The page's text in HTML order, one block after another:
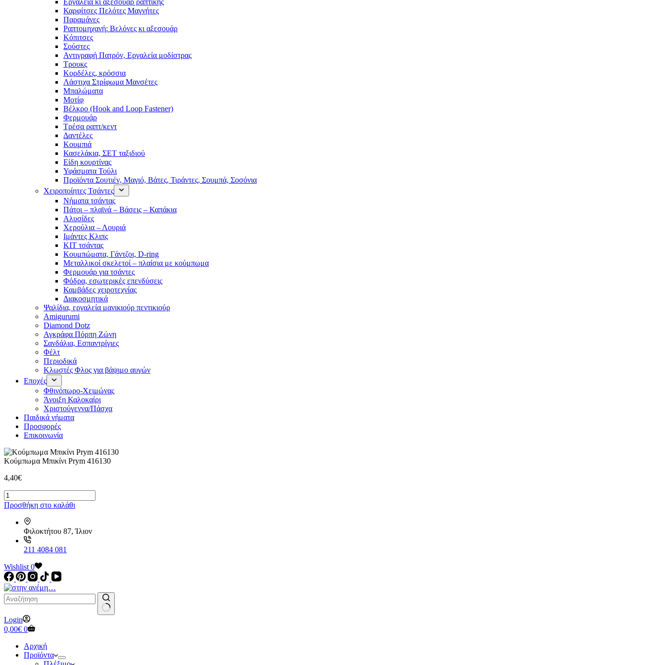
Εργαλεία κι αξεσουάρ ραπτικής
Καρφίτσες Πελότες Μαγνήτες
Παραμάνες
Ραπτομηχανή: Βελόνες κι αξεσουάρ
Κόπιτσες
Σούστες
Αντιγραφή Πατρόν, Εργαλεία μοδίστρας
Τρουκς
Κορδέλες, κρόσσια
Λάστιχα Στρίφωμα Μανσέτες
Μπαλώματα
Mοτίφ
Βέλκρο (Hook and Loop Fastener)
Φερμουάρ
Τρέσα ραπτ/κεντ
Δαντέλες
Κουμπιά
Κασελάκια, ΣΕΤ ταξιδιού
Είδη κουρτίνας
Υφάσματα Τούλι
Προϊόντα Σουτιέν, Μαγιό, Βάτες, Τιράντες, Σουμπά, Σοσόνια
Χειροποίητες Τσάντες
Νήματα τσάντας
Πάτοι – πλαϊνά – Βάσεις – Καπάκια
Αλυσίδες
Χερούλια – Λουριά
Ιμάντες Κλιπς
ΚΙΤ τσάντας
Κουμπώματα, Γάντζοι, D-ring
Μεταλλικοί σκελετοί – πλαίσια με κούμπωμα
Φερμουάρ για τσάντες
Φόδρα, εσωτερικές επενδύσεις
Καμβάδες χειροτεχνίας
Διακοσμητικά
Ψαλίδια, εργαλεία μανικιούρ πεντικιούρ
Amigurumi
Diamond Dotz
Αγκράφα Πόρπη Ζώνη
Σανδάλια, Εσπαντρίγιες
Φέλτ
Περιοδικά
Κλωστές Φλος για βάψιμο αυγών
Εποχές
Φθινόπωρο-Χειμώνας
Άνοιξη Καλοκαίρι
Χριστούγεννα/Πάσχα
Παιδικά νήματα
Προσφορές
Επικοινωνία
Κούμπωμα Μπικίνι Prym 416130
4,40€
Κούμπωμα
Μπικίνι
Prym
416130
ποσότητα
Προσθήκη στο καλάθι
Φιλοκτήτου 87, Ίλιον
211 4084 081
Wishlist 0
No
results
Login
Καλάθι
0,00€ 0
Αρχική
Προϊόντα